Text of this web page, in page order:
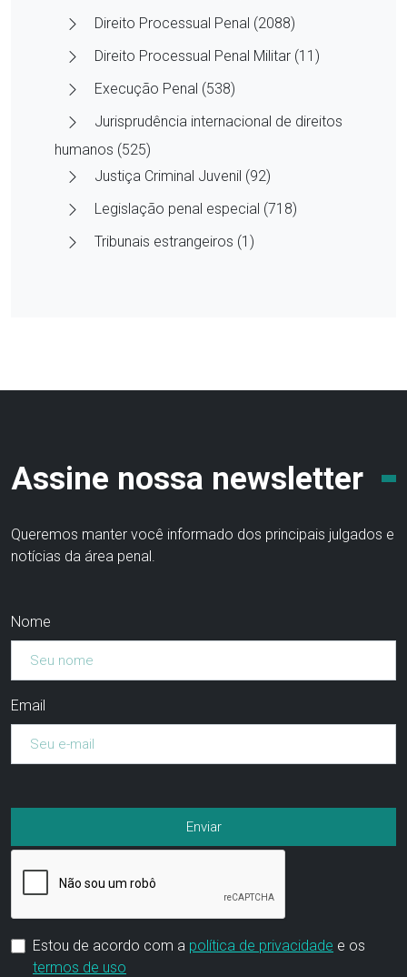
Direito Processual Penal (2088)
Direito Processual Penal Militar (11)
Execução Penal (538)
Jurisprudência internacional de direitos
humanos (525)
Justiça Criminal Juvenil (92)
Legislação penal especial (718)
Tribunais estrangeiros (1)
Assine nossa newsletter
Queremos manter você informado dos principais julgados e
notícias da área penal.
Nome
Email
Estou de acordo com a política de privacidade e os
termos de uso